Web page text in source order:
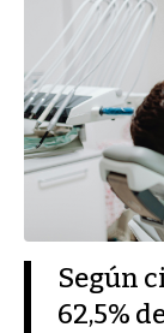
Según
62,5%